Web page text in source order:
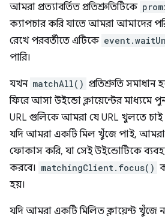
আমরা প্রত্যাবর্তিত প্রতিশ্রুতিটিকে
ক্যাপচার করি যাতে আমরা আমাদের
রেখে পরবর্তীতে এটিকে
পারি।
যখন matchAll() প্রতিশ্রুতি
ফিরে আসা উইন্ডো ক্লায়েন্টের মাধ্যমে
URL গুলিকে আমরা যে URL খুলতে চাই
যদি আমরা একটি মিল খুঁজে পাই, আমরা
ফোকাস করি, যা সেই উইন্ডোটিকে
করবে। matchingClient.focus()
হয়।
যদি আমরা একটি মিলিত ক্লায়েন্ট খুঁজে